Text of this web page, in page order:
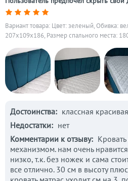
Вариант товара: Цвет: зеленый, Обивка:
207x109x186, Размер спального места:
Достоинства: классная
Недостатки: нет
Комментарии к отзыву:
механизмом. нам очень
низко, т.к. без ножек и сама
все отлично. 30 см в высоту